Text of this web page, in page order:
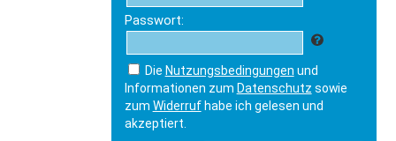
Passwort:
Die Nutzungsbedingungen und
Informationen zum Datenschutz sowie
zum Widerrufhabe ich gelesen und
akzeptiert.